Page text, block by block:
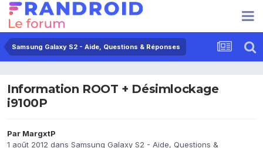
Samsung Galaxy S2 - Aide, Questions & Réponses
Information ROOT + Désimlockage
i9100P
Par MargxtP
1 août 2012 dans Samsung Galaxy S2 - Aide, Questions &